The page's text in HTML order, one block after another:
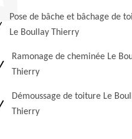
Pose de bâche et bâchage de
Le Boullay Thierry
Ramonage de cheminée Le
Thierry
Démoussage de toiture Le
Thierry